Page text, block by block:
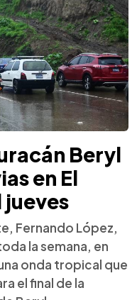
Beryl
en El
jueves
Fernando López,
la semana, en
onda tropical que
el final de la